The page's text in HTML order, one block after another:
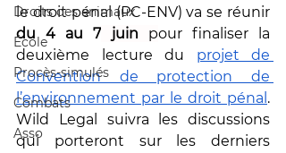
Droits des animaux
École
Procès-simulés
Combats
Asso
du 4 au 7 juin pour finaliser la
deuxième lecture du projet de
Convention de protection de
l’environnement par le droit pénal .
Wild Legal suivra les discussions
qui porteront sur les derniers